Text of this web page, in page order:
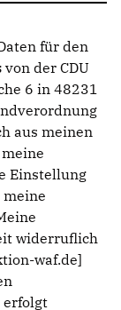
für den
von der CDU
6 in 48231
aus meinen
Einstellung
meine
widerruflich
waf.de]
erfolgt